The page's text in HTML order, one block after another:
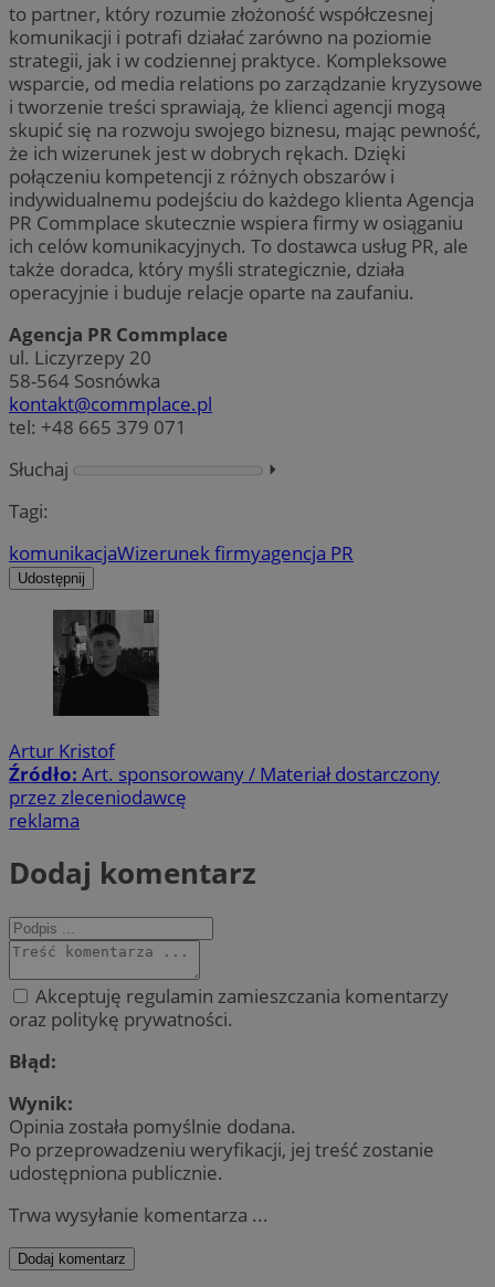
to partner, który rozumie złożoność współczesnej
komunikacji i potrafi działać zarówno na poziomie
strategii, jak i w codziennej praktyce. Kompleksowe
wsparcie, od media relations po zarządzanie kryzysowe
i tworzenie treści sprawiają, że klienci agencji mogą
skupić się na rozwoju swojego biznesu, mając pewność,
że ich wizerunek jest w dobrych rękach. Dzięki
połączeniu kompetencji z różnych obszarów i
indywidualnemu podejściu do każdego klienta Agencja
PR Commplace skutecznie wspiera firmy w osiąganiu
ich celów komunikacyjnych. To dostawca usług PR, ale
także doradca, który myśli strategicznie, działa
operacyjnie i buduje relacje oparte na zaufaniu.
Agencja PR Commplace
ul. Liczyrzepy 20
58-564 Sosnówka
kontakt@commplace.pl
tel: +48 665 379 071
Słuchaj
⏵︎
Tagi:
komunikacjaWizerunek firmyagencja PR
Udostępnij
Artur Kristof
Źródło: Art. sponsorowany / Materiał dostarczony
przez zleceniodawcę
reklama
Dodaj komentarz
Akceptuję regulamin zamieszczania komentarzy
oraz politykę prywatności.
Błąd:
Wynik:
Opinia została pomyślnie dodana.
Po przeprowadzeniu weryfikacji, jej treść zostanie
udostępniona publicznie.
Trwa wysyłanie komentarza ...
Dodaj komentarz